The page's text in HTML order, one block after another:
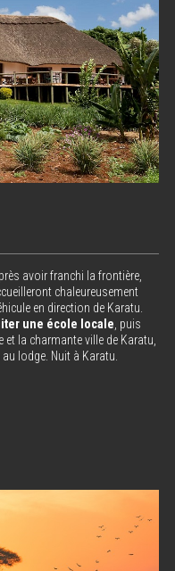
avoir franchi la frontière,
chaleureusement
en direction de Karatu.
une école locale , puis
la charmante ville de Karatu,
lodge. Nuit à Karatu.